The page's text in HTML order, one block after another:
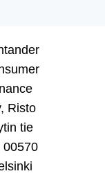
Risto
tie
00570